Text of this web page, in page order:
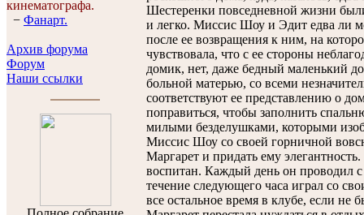
кинематографа.
− Фанарт.
Архив форума
Форум
Наши ссылки
Шестеренки повседневной жизни
и легко. Миссис Шоу и Эдит едва ли
после ее возвращения к ним, на
чувствовала, что с ее стороны
домик, нет, даже бедный маленький
больной матерью, со всеми
соответствуют ее представлению о
поправиться, чтобы заполнить
милыми безделушками, которыми
Миссис Шоу со своей горничной
Маргарет и придать ему
воспитан. Каждый день он проводил
течение следующего часа играл со
все остальное время в клубе, если